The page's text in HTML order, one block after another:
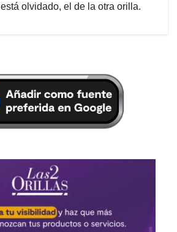
está olvidado, el de la otra orilla.